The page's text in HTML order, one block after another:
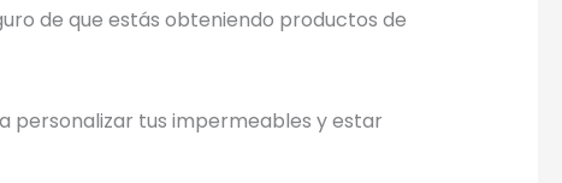
de que estás obteniendo productos de
personalizar tus impermeables y estar